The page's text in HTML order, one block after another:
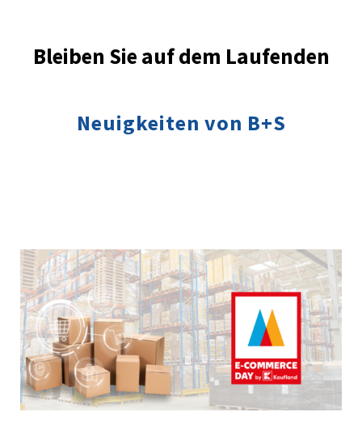
Bleiben Sie auf dem Laufenden
Neuigkeiten von B+S